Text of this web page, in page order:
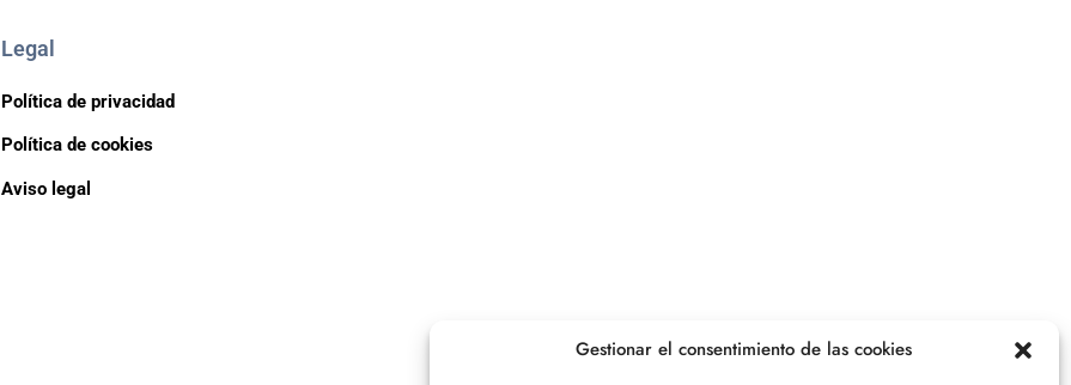
Gestionar el consentimiento de las cookies
Legal
Política de privacidad
Política de cookies
Aviso legal